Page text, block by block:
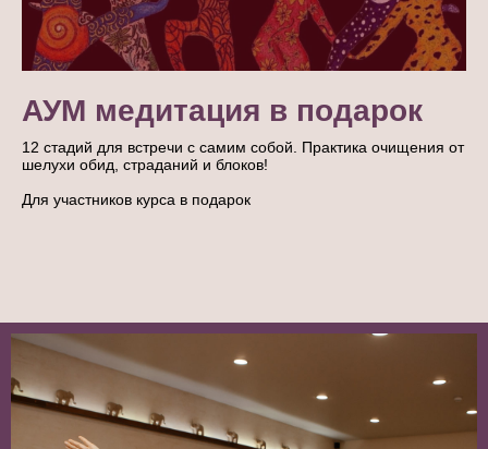
АУМ медитация в подарок
12 стадий для встречи с самим собой. Практика очищения от
шелухи обид, страданий и блоков!
Для участников курса в подарок